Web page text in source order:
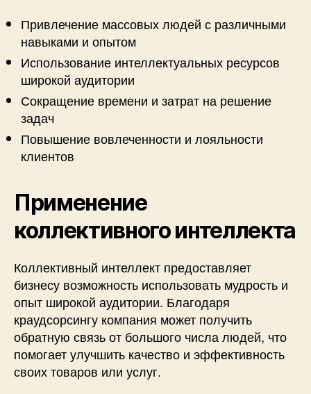
Привлечение массовых людей с различными
навыками и опытом
Использование интеллектуальных ресурсов
широкой аудитории
Сокращение времени и затрат на решение
задач
Повышение вовлеченности и лояльности
клиентов
Применение
коллективного интеллекта
Коллективный интеллект предоставляет
бизнесу возможность использовать мудрость и
опыт широкой аудитории. Благодаря
краудсорсингу компания может получить
обратную связь от большого числа людей, что
помогает улучшить качество и эффективность
своих товаров или услуг.